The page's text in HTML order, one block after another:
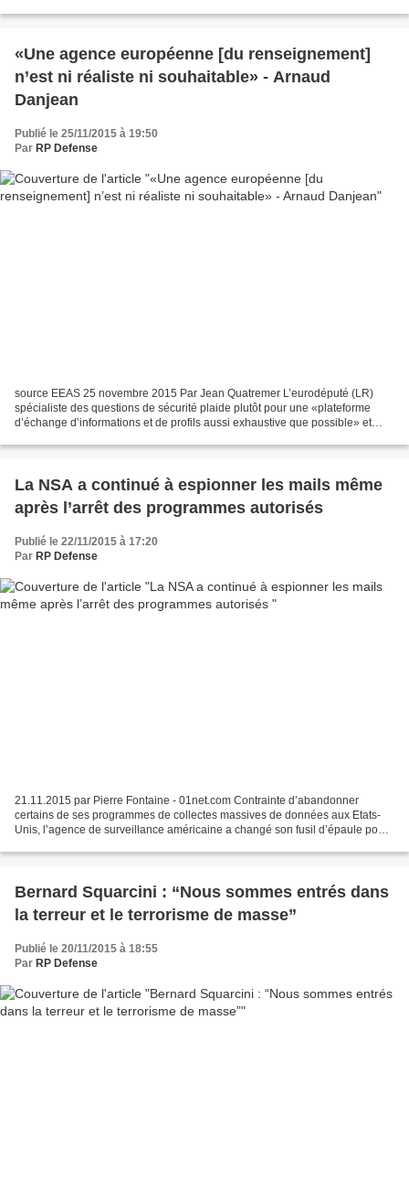
«Une agence européenne [du renseignement]
n’est ni réaliste ni souhaitable» - Arnaud
Danjean
Publié le 25/11/2015 à 19:50
Par RP Defense
source EEAS 25 novembre 2015 Par Jean Quatremer L’eurodéputé (LR)
spécialiste des questions de sécurité plaide plutôt pour une «plateforme
d’échange d’informations et de profils aussi exhaustive que possible» et
La NSA a continué à espionner les mails même
après l’arrêt des programmes autorisés
Publié le 22/11/2015 à 17:20
Par RP Defense
21.11.2015 par Pierre Fontaine - 01net.com Contrainte d’abandonner
certains de ses programmes de collectes massives de données aux Etats-
Unis, l’agence de surveillance américaine a changé son fusil d’épaule pour
Bernard Squarcini : “Nous sommes entrés dans
la terreur et le terrorisme de masse”
Publié le 20/11/2015 à 18:55
Par RP Defense